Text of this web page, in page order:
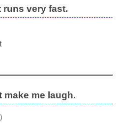
very fast.
make me laugh.